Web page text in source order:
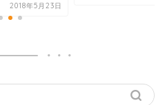
2018年5月23日